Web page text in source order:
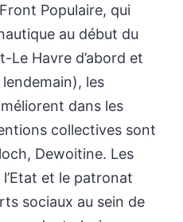
Populaire, qui
au début du
Le Havre d’abord et
les
dans les
collectives sont
Dewoitine. Les
et le patronat
sociaux au sein de